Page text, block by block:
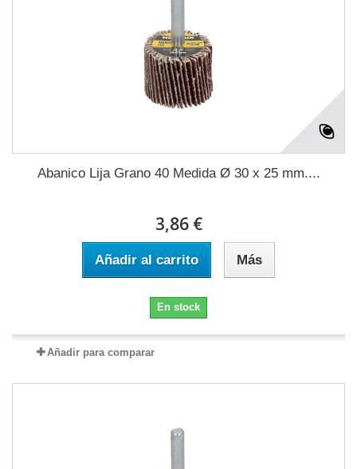
Abanico Lija Grano 40 Medida Ø 30 x 25 mm....
3,86 €
Añadir al carrito Más
En stock
Añadir para comparar